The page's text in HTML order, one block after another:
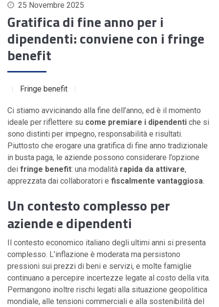
25 Novembre 2025
Gratifica di fine anno per i
dipendenti: conviene con i fringe
benefit
Fringe benefit
Ci stiamo avvicinando alla fine dell’anno, ed è il momento
ideale per riflettere su come premiare i dipendenti che si
sono distinti per impegno, responsabilità e risultati.
Piuttosto che erogare una gratifica di fine anno tradizionale
in busta paga, le aziende possono considerare l’opzione
dei fringe benefit: una modalità rapida da attivare,
apprezzata dai collaboratori e fiscalmente vantaggiosa.
Un contesto complesso per
aziende e dipendenti
Il contesto economico italiano degli ultimi anni si presenta
complesso. L’inflazione è moderata ma persistono
pressioni sui prezzi di beni e servizi, e molte famiglie
continuano a percepire incertezze legate al costo della vita.
Permangono inoltre rischi legati alla situazione geopolitica
mondiale, alle tensioni commerciali e alla sostenibilità del